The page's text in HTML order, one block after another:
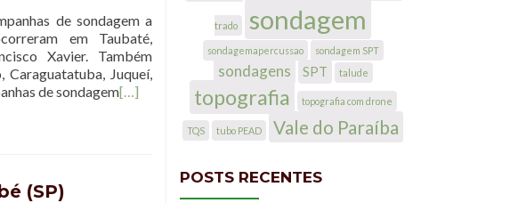
de sondagem a
em Taubaté,
Xavier. Também
Caraguatatuba, Juqueí,
de sondagem[…]
(SP)
trado sondagem
sondagemapercussao sondagem SPT
sondagens SPT talude
topografia topografia com drone
TQS tubo PEAD Vale do Paraíba
POSTS RECENTES